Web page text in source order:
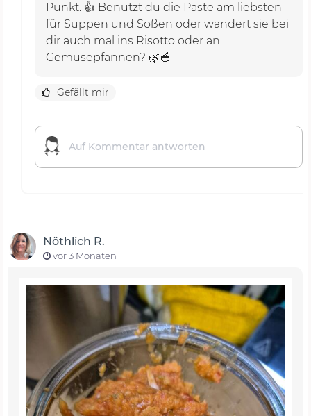
Punkt. 👍 Benutzt du die Paste am liebsten
für Suppen und Soßen oder wandert sie bei
dir auch mal ins Risotto oder an
Gemüsepfannen? 🌿🥣
Gefällt mir
Nöthlich R.
vor 3 Monaten